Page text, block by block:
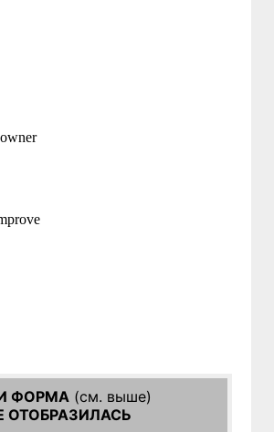
ФОРМА(см. выше)
ОТОБРАЗИЛАСЬ